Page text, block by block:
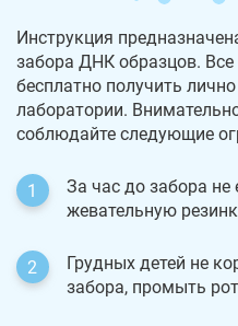
Инструкция
забора ДНК образцов.
бесплатно получить
лаборатории.
соблюдайте следующие
За час до забора не
жевательную
Грудных детей не
забора, промыть